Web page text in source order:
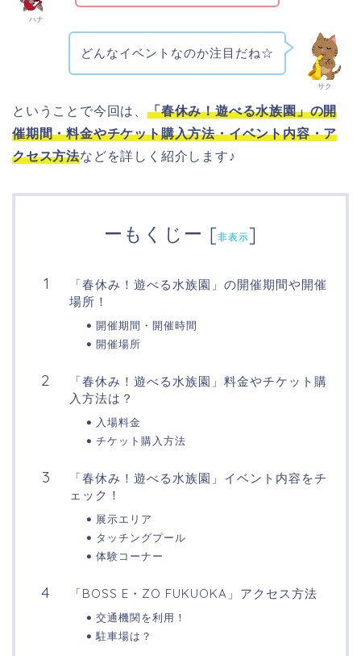
ハナ
サク
どんなイベントなのか注目だね☆
ということで今回は、 「春休み！遊べる水族園」の開
催期間・料金やチケット購入方法・イベント内容・ア
クセス方法などを詳しく紹介します♪
ーもくじー [非表示]
「春休み！遊べる水族園」の開催期間や開催
場所！
開催期間・開催時間
開催場所
「春休み！遊べる水族園」料金やチケット購
入方法は？
入場料金
チケット購入方法
「春休み！遊べる水族園」イベント内容をチ
ェック！
展示エリア
タッチングプール
体験コーナー
「BOSS E・ZO FUKUOKA」アクセス方法
交通機関を利用！
駐車場は？